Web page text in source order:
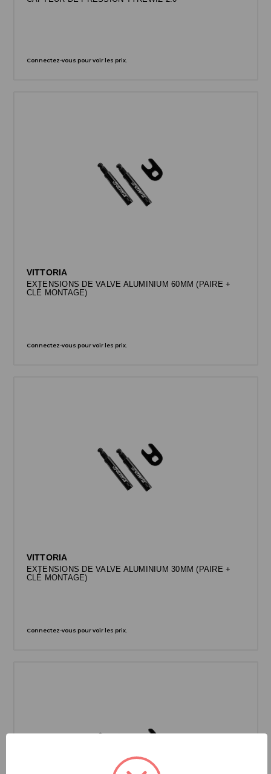
Connectez-vous pour voir les prix.
VITTORIA
EXTENSIONS DE VALVE ALUMINIUM 60MM (PAIRE +
CLÉ MONTAGE)
Connectez-vous pour voir les prix.
VITTORIA
EXTENSIONS DE VALVE ALUMINIUM 30MM (PAIRE +
CLÉ MONTAGE)
Connectez-vous pour voir les prix.